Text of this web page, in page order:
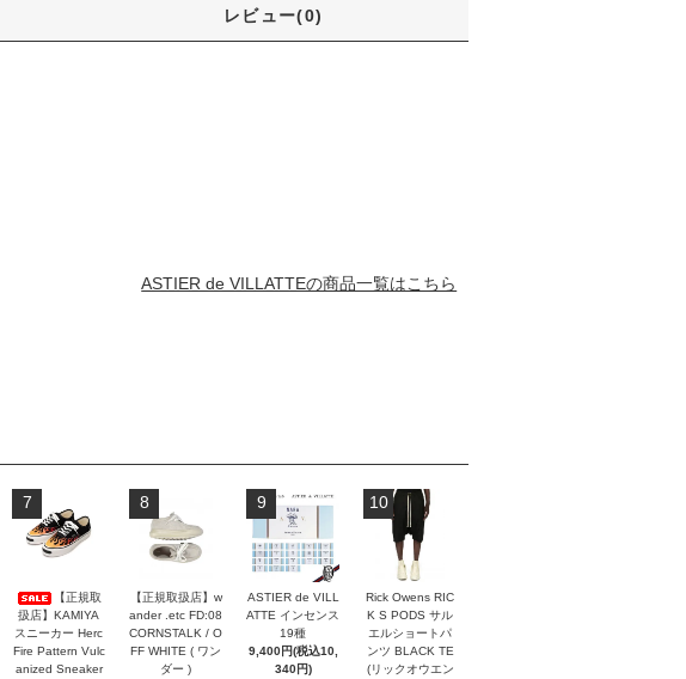
レビュー(0)
ASTIER de VILLATTEの商品一覧はこちら
7
【正規取
扱店】KAMIYA
スニーカー Herc
Fire Pattern Vulc
anized Sneaker
8
【正規取扱店】w
ander .etc FD:08
CORNSTALK / O
FF WHITE ( ワン
ダー )
9
ASTIER de VILL
ATTE インセンス
19種
9,400円(税込10,
340円)
10
Rick Owens RIC
K S PODS サル
エルショートパ
ンツ BLACK TE
(リックオウエン